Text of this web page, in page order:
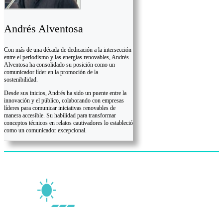
Andrés Alventosa
Con más de una década de dedicación a la intersección
entre el periodismo y las energías renovables, Andrés
Alventosa ha consolidado su posición como un
comunicador líder en la promoción de la
sostenibilidad.
Desde sus inicios, Andrés ha sido un puente entre la
innovación y el público, colaborando con empresas
líderes para comunicar iniciativas renovables de
manera accesible. Su habilidad para transformar
conceptos técnicos en relatos cautivadores lo estableció
como un comunicador excepcional.